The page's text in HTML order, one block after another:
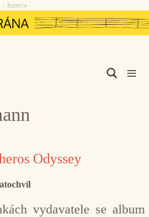
- Inzerce -
Odyssey
vydavatele se album